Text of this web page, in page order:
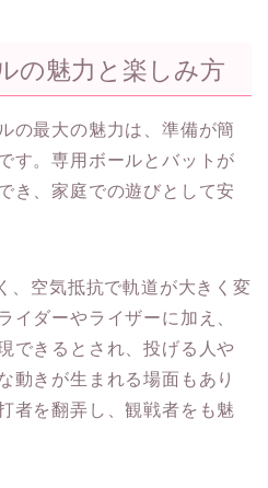
の魅力と楽しみ方
の最大の魅力は、準備が簡
す。専用ボールとバットが
き、家庭での遊びとして安
、空気抵抗で軌道が大きく変
ダーやライザーに加え、
できるとされ、投げる人や
動きが生まれる場面もあり
者を翻弄し、観戦者をも魅